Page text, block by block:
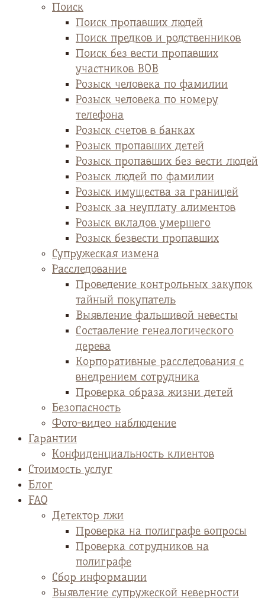
Поиск
Поиск пропавших людей
Поиск предков и родственников
Поиск без вести пропавших
участников ВОВ
Розыск человека по фамилии
Розыск человека по номеру
телефона
Розыск счетов в банках
Розыск пропавших детей
Розыск пропавших без вести людей
Розыск людей по фамилии
Розыск имущества за границей
Розыск за неуплату алиментов
Розыск вкладов умершего
Розыск безвести пропавших
Супружеская измена
Расследование
Проведение контрольных закупок
тайный покупатель
Выявление фальшивой невесты
Cоставление генеалогического
дерева
Корпоративные расследования с
внедрением сотрудника
Проверка образа жизни детей
Безопасность
Фото-видео наблюдение
Гарантии
Конфиденциальность клиентов
Стоимость услуг
Блог
FAQ
Детектор лжи
Проверка на полиграфе вопросы
Проверка сотрудников на
полиграфе
Сбор информации
Выявление супружеской неверности